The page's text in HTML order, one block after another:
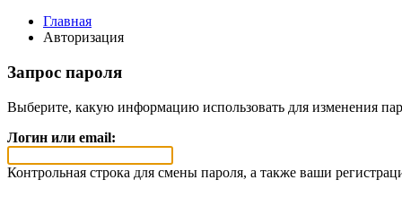
Главная
Авторизация
Запрос пароля
Выберите, какую информацию использовать для изменения
Логин или email:
Контрольная строка для смены пароля, а также ваши